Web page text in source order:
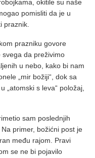
okitile su naše
pomisliti da je u
praznik.
prazniku govore
svega da preživimo
u nebo, kako bi nam
„mir božiji“, dok sa
„atomski s leva“ položaj,
sam poslednjih
primer, božićni post je
među rajom. Pravi
se ne bi pojavilo